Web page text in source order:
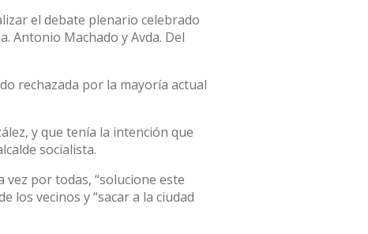
el debate plenario celebrado
Antonio Machado y Avda. Del
rechazada por la mayoría actual
y que tenía la intención que
socialista.
por todas, “solucione este
los vecinos y “sacar a la ciudad